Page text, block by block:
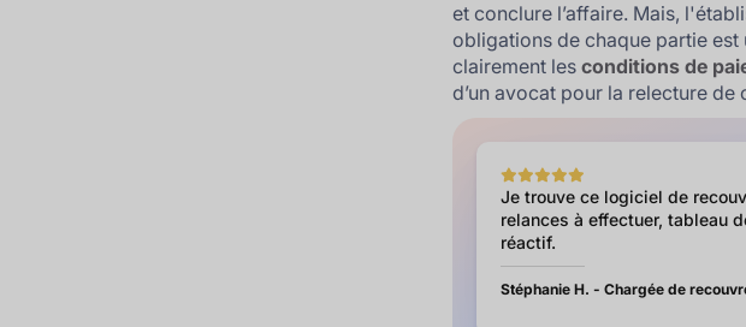
et conclure l’affaire. Mais,
obligations de chaque partie
clairement lesconditions de
d’un avocat pour la relecture
Je trouve ce logiciel de
relances à effectuer, tableau
réactif.
Stéphanie H. - Chargée de